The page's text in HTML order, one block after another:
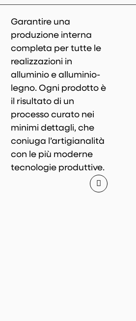
Garantire una
produzione interna
completa per tutte le
realizzazioni in
alluminio e alluminio-
legno. Ogni prodotto è
il risultato di un
processo curato nei
minimi dettagli, che
coniuga l’artigianalità
con le più moderne
tecnologie produttive.